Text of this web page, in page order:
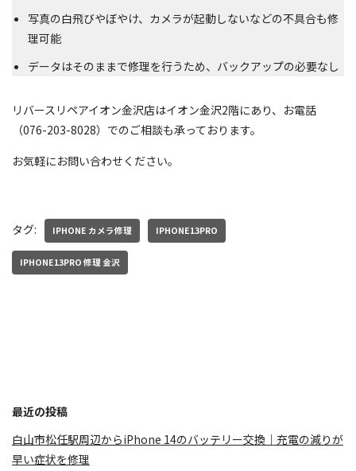
写真の白飛びやぼやけ、カメラが起動しないなどの不具合も修
理可能
データはそのままで修理を行うため、バックアップの必要なし
リバースリペアイオン金沢店はイオン金沢2階にあり、お電話
（076-203-8028）でのご相談も承っております。
お気軽にお問い合わせください。
タグ: IPHONE カメラ修理 IPHONE13PRO
IPHONE13PRO 修理 金沢
最近の投稿
白山市松任駅周辺からiPhone 14のバッテリー交換｜充電の減りが
早い症状を修理